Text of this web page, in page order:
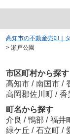
高知市の不動産売却｜
> 瀬戸公園
市区町村から探す
高知市 / 南国市 /
高岡郡佐川町 / 香
町名から探す
介良 / 鴨部 / 福井
緑ケ丘 / 石立町 /